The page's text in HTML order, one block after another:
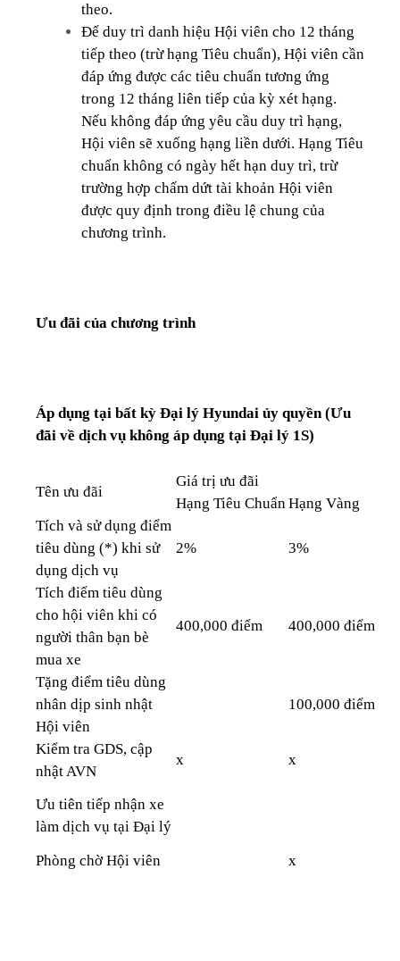
theo.
Để duy trì danh hiệu Hội viên cho 12 tháng
tiếp theo (trừ hạng Tiêu chuẩn), Hội viên cần
đáp ứng được các tiêu chuẩn tương ứng
trong 12 tháng liên tiếp của kỳ xét hạng.
Nếu không đáp ứng yêu cầu duy trì hạng,
Hội viên sẽ xuống hạng liền dưới. Hạng Tiêu
chuẩn không có ngày hết hạn duy trì, trừ
trường hợp chấm dứt tài khoản Hội viên
được quy định trong điều lệ chung của
chương trình.
Ưu đãi của chương trình
Áp dụng tại bất kỳ Đại lý Hyundai ủy quyền (Ưu
đãi về dịch vụ không áp dụng tại Đại lý 1S)
Tên ưu đãi
Giá trị ưu đãi
Hạng Tiêu Chuẩn Hạng Vàng
Tích và sử dụng điểm
tiêu dùng (*) khi sử
dụng dịch vụ
2% 3%
Tích điểm tiêu dùng
cho hội viên khi có
người thân bạn bè
mua xe
400,000 điểm 400,000 điểm
Tặng điểm tiêu dùng
nhân dịp sinh nhật
Hội viên
100,000 điểm
Kiểm tra GDS, cập
nhật AVN
x x
Ưu tiên tiếp nhận xe
làm dịch vụ tại Đại lý
Phòng chờ Hội viên
x